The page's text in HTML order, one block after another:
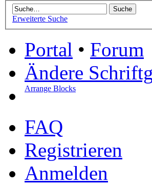
Erweiterte Suche
Portal • Forum
Ändere
Arrange Blocks
FAQ
Registrieren
Anmelden